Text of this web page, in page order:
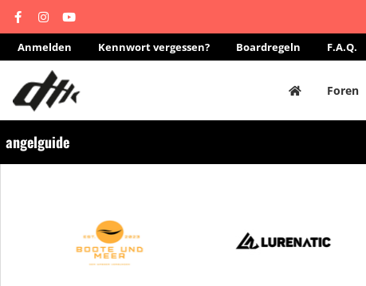
Anmelden Kennwort vergessen? Boardregeln F.A.Q.
Foren
angelguide